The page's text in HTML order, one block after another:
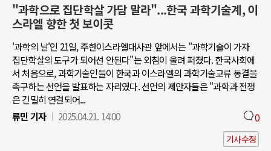
"과학으로 집단학살 가담 말라"...한국 과학기술계, 이
스라엘 향한 첫 보이콧
'과학의 날'인 21일, 주한이스라엘대사관 앞에서는 "과학기술이 가자
집단학살의 도구가 되어선 안된다"는 외침이 울려 퍼졌다. 한국사회에
서 처음으로, 과학기술인들이 한국과 이스라엘의 과학기술교류 동결을
촉구하는 선언을 발표하는 자리였다. 선언의 제안자들은 "과학과 전쟁
은 긴밀히 연결되어...
류민 기자
2025.04.21. 14:00 0
기사수정